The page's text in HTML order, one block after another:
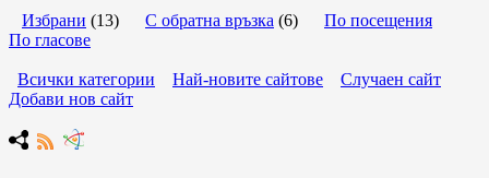
Избрани (13) С обратна връзка (6) По посещения
По гласове
Всички категории Най-новите сайтове
Случаен сайт
Добави нов сайт